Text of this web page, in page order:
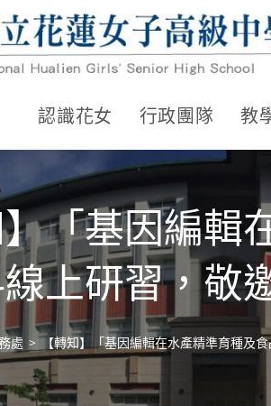
認識花女 行政團隊 教
「基因編輯
上研習，敬
處 > 【轉知】「基因編輯在水產精準育種及